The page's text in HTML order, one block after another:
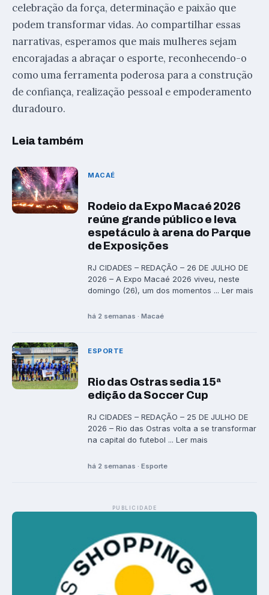
celebração da força, determinação e paixão que
podem transformar vidas. Ao compartilhar essas
narrativas, esperamos que mais mulheres sejam
encorajadas a abraçar o esporte, reconhecendo-o
como uma ferramenta poderosa para a construção
de confiança, realização pessoal e empoderamento
duradouro.
Leia também
MACAÉ
Rodeio da Expo Macaé 2026
reúne grande público e leva
espetáculo à arena do Parque
de Exposições
RJ CIDADES – REDAÇÃO – 26 DE JULHO DE
2026 – A Expo Macaé 2026 viveu, neste
domingo (26), um dos momentos ... Ler mais
há 2 semanas · Macaé
ESPORTE
Rio das Ostras sedia 15ª
edição da Soccer Cup
RJ CIDADES – REDAÇÃO – 25 DE JULHO DE
2026 – Rio das Ostras volta a se transformar
na capital do futebol ... Ler mais
há 2 semanas · Esporte
PUBLICIDADE